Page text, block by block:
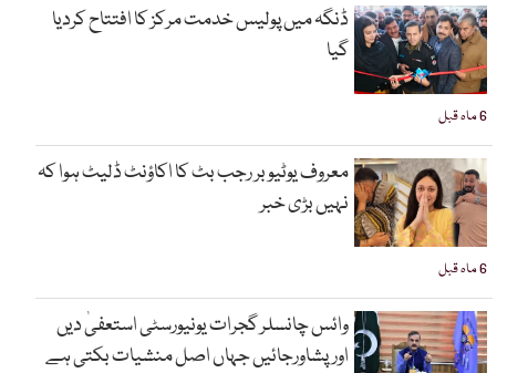
6 ماہ قبل
ڈنگہ میں پولیس خدمت مرکز کا افتتاح کردیا
گیا
6 ماہ قبل
معروف یوٹیوبر رجب بٹ کا اکاؤنٹ ڈلیٹ ہوا کہ
نہیں بڑی خبر
وائس چانسلر گجرات یونیورسٹی استعفیٰ دیں
اورپشاورجائیں جہاں اصل منشیات بکتی ہے